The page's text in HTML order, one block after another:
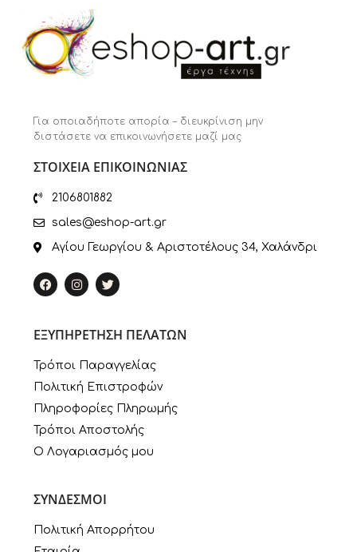
Για οποιαδήποτε απορία – διευκρίνιση μην
διστάσετε να επικοινωνήσετε μαζί μας
ΣΤΟΙΧΕΙΑ ΕΠΙΚΟΙΝΩΝΙΑΣ
2106801882
sales@eshop-art.gr
Αγίου Γεωργίου & Αριστοτέλους 34, Χαλάνδρι
ΕΞΥΠΗΡΕΤΗΣΗ ΠΕΛΑΤΩΝ
Τρόποι Παραγγελίας
Πολιτική Επιστροφών
Πληροφορίες Πληρωμής
Τρόποι Αποστολής
Ο Λογαριασμός μου
ΣΥΝΔΕΣΜΟΙ
Πολιτική Απορρήτου